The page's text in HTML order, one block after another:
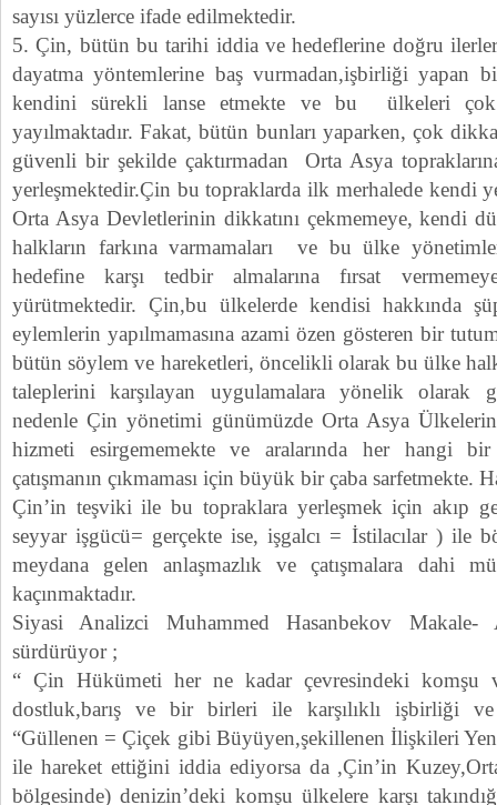
sayısı yüzlerce ifade edilmektedir.
5. Çin, bütün bu tarihi iddia ve hedeflerine doğru
dayatma yöntemlerine baş vurmadan,işbirliği yapan
kendini sürekli lanse etmekte ve bu ülkeleri
yayılmaktadır. Fakat, bütün bunları yaparken, çok
güvenli bir şekilde çaktırmadan Orta Asya
yerleşmektedir.Çin bu topraklarda ilk merhalede kendi
Orta Asya Devletlerinin dikkatını çekmemeye, kendi
halkların farkına varmamaları ve bu ülke
hedefine karşı tedbir almalarına fırsat
yürütmektedir. Çin,bu ülkelerde kendisi hakkında
eylemlerin yapılmamasına azami özen gösteren bir
bütün söylem ve hareketleri, öncelikli olarak bu ülke
taleplerini karşılayan uygulamalara yönelik olarak
nedenle Çin yönetimi günümüzde Orta Asya
hizmeti esirgememekte ve aralarında her hangi bir
çatışmanın çıkmaması için büyük bir çaba
Çin’in teşviki ile bu topraklara yerleşmek için akıp
seyyar işgücü= gerçekte ise, işgalcı = İstilacılar ) ile
meydana gelen anlaşmazlık ve çatışmalara dahi
kaçınmaktadır.
Siyasi Analizci Muhammed Hasanbekov
sürdürüyor ;
“ Çin Hükümeti her ne kadar çevresindeki komşu
dostluk,barış ve bir birleri ile karşılıklı işbirliği ve
“Güllenen = Çiçek gibi Büyüyen,şekillenen İlişkileri
ile hareket ettiğini iddia ediyorsa da ,Çin’in
bölgesinde) denizin’deki komşu ülkelere karşı